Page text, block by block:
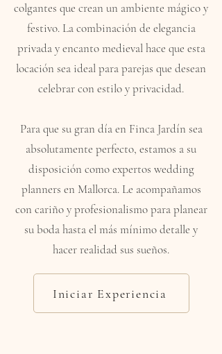
colgantes que crean un ambiente mágico y
festivo. La combinación de elegancia
privada y encanto medieval hace que esta
locación sea ideal para parejas que desean
celebrar con estilo y privacidad.
Para que su gran día en Finca Jardín sea
absolutamente perfecto, estamos a su
disposición como expertos wedding
planners en Mallorca. Le acompañamos
con cariño y profesionalismo para planear
su boda hasta el más mínimo detalle y
hacer realidad sus sueños.
Iniciar Experiencia